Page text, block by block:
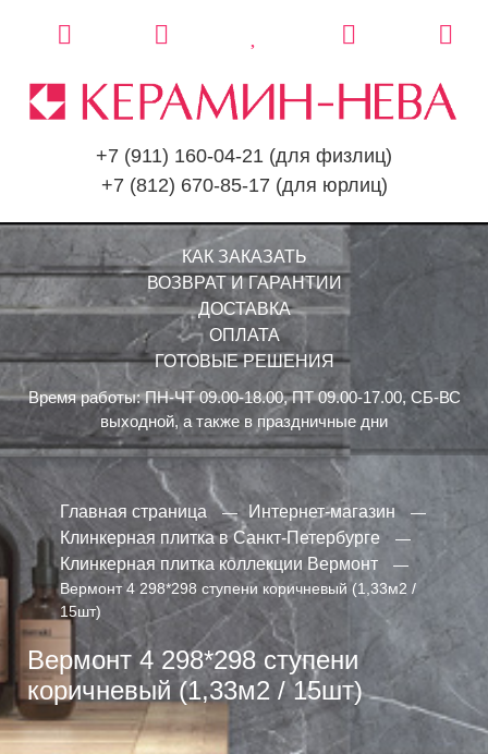
+7 (911) 160-04-21 (для физлиц)
+7 (812) 670-85-17 (для юрлиц)
КАК ЗАКАЗАТЬ
ВОЗВРАТ И ГАРАНТИИ
ДОСТАВКА
ОПЛАТА
ГОТОВЫЕ РЕШЕНИЯ
Время работы: ПН-ЧТ 09.00-18.00, ПТ 09.00-17.00, СБ-ВС
выходной, а также в праздничные дни
Главная страница
Интернет-магазин
Клинкерная плитка в Санкт-Петербурге
Клинкерная плитка коллекции Вермонт
Вермонт 4 298*298 ступени коричневый (1,33м2 /
15шт)
Вермонт 4 298*298 ступени
коричневый (1,33м2 / 15шт)